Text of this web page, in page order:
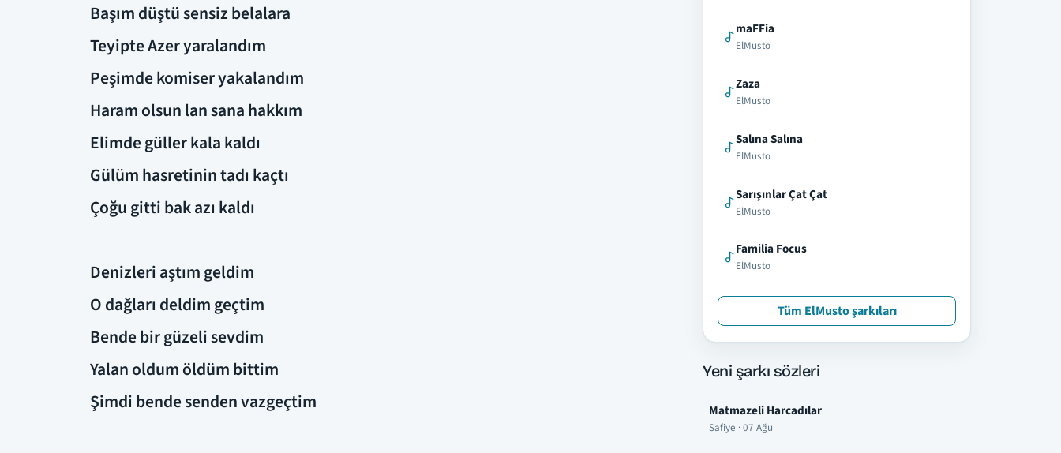
Başım düştü sensiz belalara
Teyipte Azer yaralandım
Peşimde komiser yakalandım
Haram olsun lan sana hakkım
Elimde güller kala kaldı
Gülüm hasretinin tadı kaçtı
Çoğu gitti bak azı kaldı
Denizleri aştım geldim
O dağları deldim geçtim
Bende bir güzeli sevdim
Yalan oldum öldüm bittim
Şimdi bende senden vazgeçtim
maFFia
ElMusto
Zaza
ElMusto
Salına Salına
ElMusto
Sarışınlar Çat Çat
ElMusto
Familia Focus
ElMusto
Tüm ElMusto şarkıları
Yeni şarkı sözleri
Matmazeli Harcadılar
Safiye · 07 Ağu